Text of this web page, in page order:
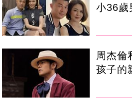
小36歲
周杰倫
孩子的